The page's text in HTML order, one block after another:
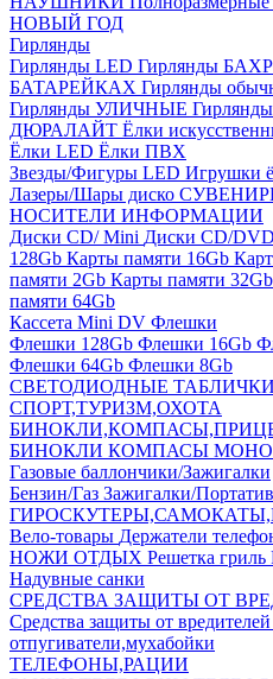
НОВЫЙ ГОД
Гирлянды
Гирлянды LED Гирлянды
БАТАРЕЙКАХ Гирлянды
Гирлянды УЛИЧНЫЕ
ДЮРАЛАЙТ Ёлки
Ёлки LED Ёлки ПВХ
Звезды/Фигуры LED Игрушки
Лазеры/Шары диско
НОСИТЕЛИ ИНФОРМАЦИИ
Диски CD/ Mini Диски CD/DVD
128Gb Карты памяти 16Gb
памяти 2Gb Карты памяти 32Gb
памяти 64Gb
Кассета Mini DV Флешки
Флешки 128Gb Флешки 16Gb
Флешки 64Gb Флешки 8Gb
СВЕТОДИОДНЫЕ
СПОРТ,ТУРИЗМ,ОХОТА
БИНОКЛИ КОМПАСЫ
Газовые баллончики/Зажигалки
Бензин/Газ Зажигалки/
Вело-товары Держатели
НОЖИ ОТДЫХ Решетка гриль
Надувные санки
СРЕДСТВА ЗАЩИТЫ ОТ
Средства защиты от
отпугиватели,мухабойки
ТЕЛЕФОНЫ,РАЦИИ